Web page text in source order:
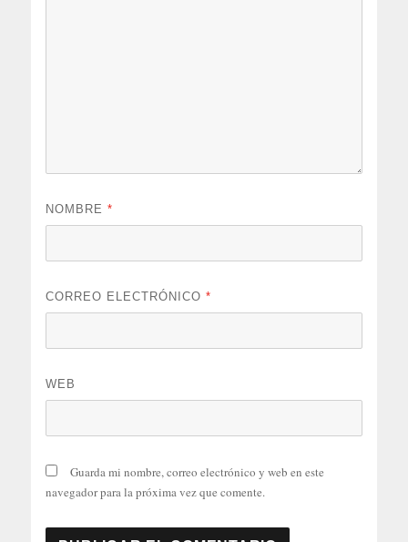
NOMBRE*
CORREO ELECTRÓNICO*
WEB
Guarda mi nombre, correo electrónico y web en este
navegador para la próxima vez que comente.